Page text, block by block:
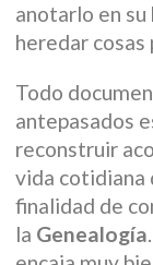
anotarlo en
heredar
Todo
antepasados
reconstruir
vida cotidiana
finalidad de
la Genealogía